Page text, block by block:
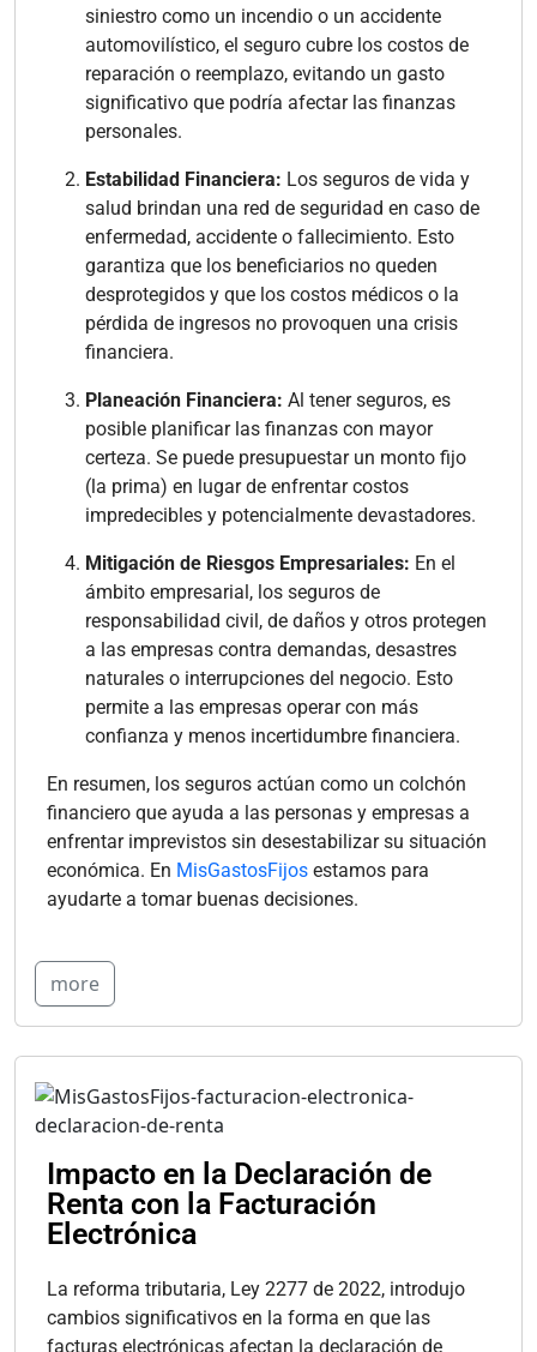
siniestro como un incendio o un accidente
automovilístico, el seguro cubre los costos de
reparación o reemplazo, evitando un gasto
significativo que podría afectar las finanzas
personales.
Estabilidad Financiera: Los seguros de vida y
salud brindan una red de seguridad en caso de
enfermedad, accidente o fallecimiento. Esto
garantiza que los beneficiarios no queden
desprotegidos y que los costos médicos o la
pérdida de ingresos no provoquen una crisis
financiera.
Planeación Financiera: Al tener seguros, es
posible planificar las finanzas con mayor
certeza. Se puede presupuestar un monto fijo
(la prima) en lugar de enfrentar costos
impredecibles y potencialmente devastadores.
Mitigación de Riesgos Empresariales: En el
ámbito empresarial, los seguros de
responsabilidad civil, de daños y otros protegen
a las empresas contra demandas, desastres
naturales o interrupciones del negocio. Esto
permite a las empresas operar con más
confianza y menos incertidumbre financiera.
En resumen, los seguros actúan como un colchón
financiero que ayuda a las personas y empresas a
enfrentar imprevistos sin desestabilizar su situación
económica. En MisGastosFijos estamos para
ayudarte a tomar buenas decisiones.
more
Impacto en la Declaración de
Renta con la Facturación
Electrónica
La reforma tributaria, Ley 2277 de 2022, introdujo
cambios significativos en la forma en que las
facturas electrónicas afectan la declaración de